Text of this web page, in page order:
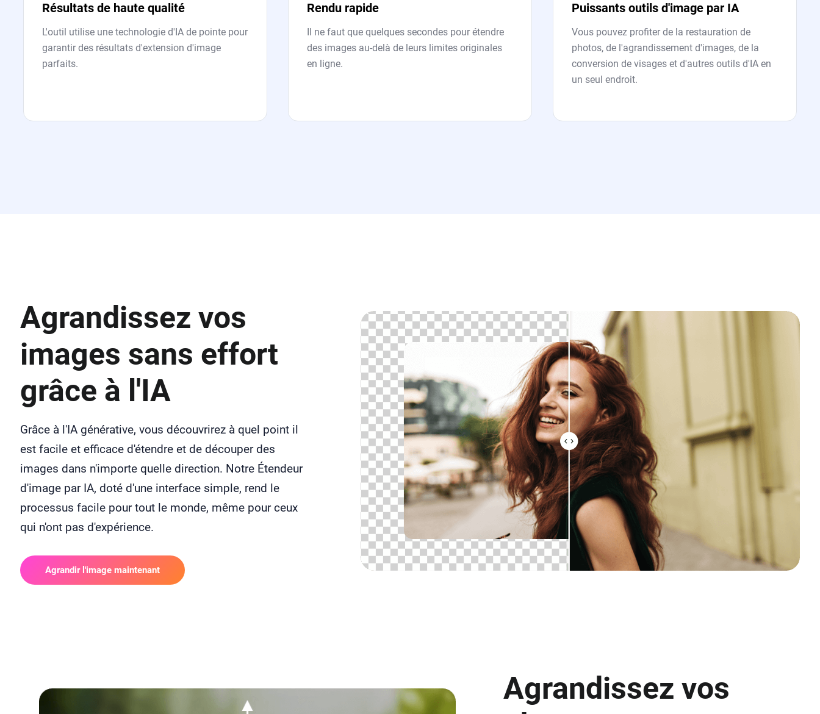
Résultats de haute qualité
L'outil utilise une technologie d'IA de pointe pour
garantir des résultats d'extension d'image
parfaits.
Rendu rapide
Il ne faut que quelques secondes pour étendre
des images au-delà de leurs limites originales
en ligne.
Puissants outils d'image par IA
Vous pouvez profiter de la restauration de
photos, de l'agrandissement d'images, de la
conversion de visages et d'autres outils d'IA en
un seul endroit.
Agrandissez vos
images sans effort
grâce à l'IA
Grâce à l'IA générative, vous découvrirez à quel point il
est facile et efficace d'étendre et de découper des
images dans n'importe quelle direction. Notre Étendeur
d'image par IA, doté d'une interface simple, rend le
processus facile pour tout le monde, même pour ceux
qui n'ont pas d'expérience.
Agrandir l'image maintenant
Agrandissez vos